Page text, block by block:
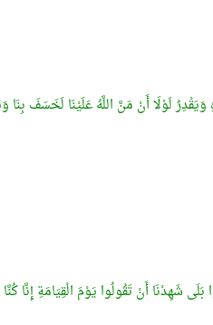
لَوْلَا أَنْ مَنَّ اللَّهُ عَلَيْنَا لَخَسَفَ بِنَا
شَهِدْنَا أَنْ تَقُولُوا يَوْمَ الْقِيَامَةِ إِنَّا